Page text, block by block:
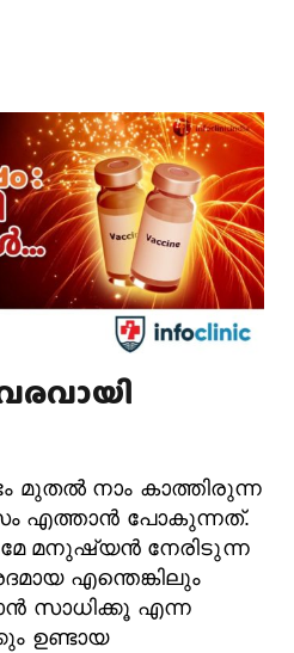
മുതൽ നാം കാത്തിരുന്ന
എത്താൻ പോകുന്നത്.
മനുഷ്യൻ നേരിടുന്ന
എന്തെങ്കിലും
സാധിക്കൂ എന്ന
ഉണ്ടായ